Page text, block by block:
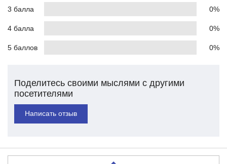
3 балла 0%
4 балла 0%
5 баллов 0%
Поделитесь своими мыслями с другими
посетителями
Написать отзыв